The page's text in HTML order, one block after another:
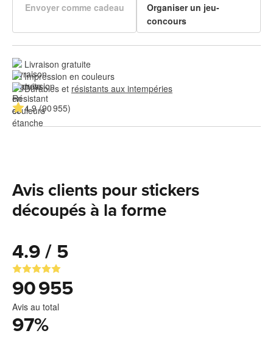
Envoyer comme cadeau
Organiser un jeu-
concours
Livraison gratuite
Impression en couleurs
Durables et résistants aux intempéries
4.9 (90 955)
Avis clients pour stickers
découpés à la forme
4.9 / 5
90 955
Avis au total
97%